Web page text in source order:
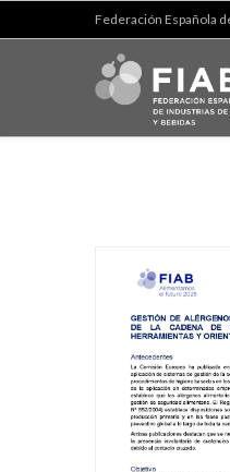
Federación Española